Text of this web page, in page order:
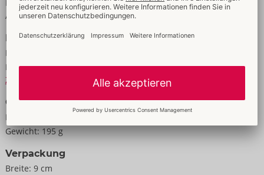
Für Männer
Aus echtem Leder
Daten
Farbe:
Material: Leder, Holz
Zur Materialkunde
Größe
Länge:
Gewicht: 195 g
Verpackung
Breite: 9 cm